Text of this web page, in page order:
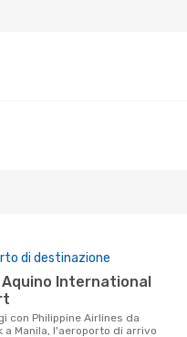
di destinazione
a Manila, l'aeroporto di arrivo